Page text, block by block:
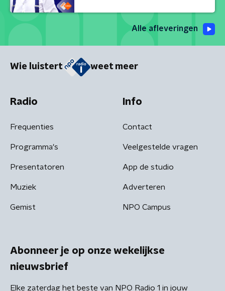
Alle afleveringen
Wie luistert weet meer
Radio
Frequenties
Programma's
Presentatoren
Muziek
Gemist
Info
Contact
Veelgestelde vragen
App de studio
Adverteren
NPO Campus
Abonneer je op onze wekelijkse
nieuwsbrief
Elke zaterdag het beste van NPO Radio 1 in jouw